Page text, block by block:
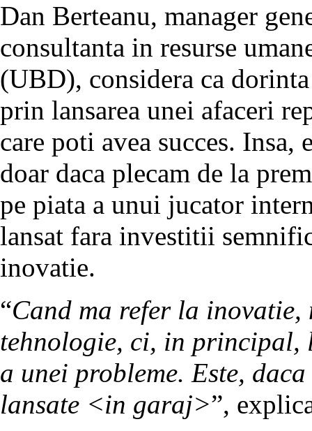
Dan Berteanu, manager
consultanta in resurse
(UBD), considera ca
prin lansarea unei afaceri
care poti avea succes. Insa,
doar daca plecam de la
pe piata a unui jucator
lansat fara investitii
inovatie.
“Cand ma refer la inovatie,
tehnologie, ci, in principal,
a unei probleme. Este,
lansate <in garaj>”,